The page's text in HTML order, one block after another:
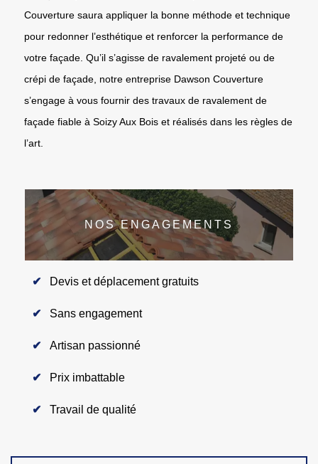
Couverture saura appliquer la bonne méthode et technique
pour redonner l’esthétique et renforcer la performance de
votre façade. Qu’il s’agisse de ravalement projeté ou de
crépi de façade, notre entreprise Dawson Couverture
s’engage à vous fournir des travaux de ravalement de
façade fiable à Soizy Aux Bois et réalisés dans les règles de
l’art.
NOS ENGAGEMENTS
Devis et déplacement gratuits
Sans engagement
Artisan passionné
Prix imbattable
Travail de qualité